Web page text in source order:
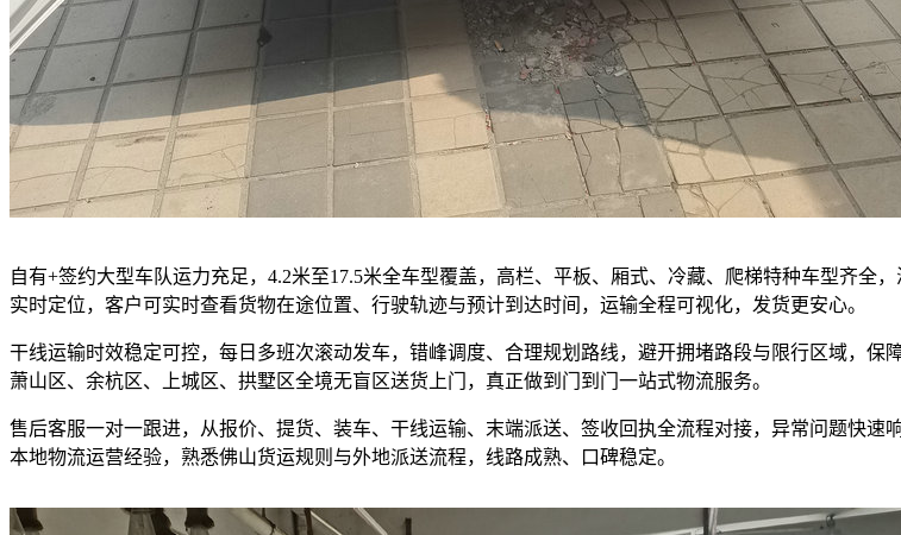
自有+签约大型车队运力充足，4.2米至17.5米全车型覆盖，高栏、平板、厢式、冷藏、爬梯特种车型齐全
实时定位，客户可实时查看货物在途位置、行驶轨迹与预计到达时间，运输全程可视化，发货更安心。
干线运输时效稳定可控，每日多班次滚动发车，错峰调度、合理规划路线，避开拥堵路段与限行区域，
萧山区、余杭区、上城区、拱墅区全境无盲区送货上门，真正做到门到门一站式物流服务。
售后客服一对一跟进，从报价、提货、装车、干线运输、末端派送、签收回执全流程对接，异常问题快
本地物流运营经验，熟悉佛山货运规则与外地派送流程，线路成熟、口碑稳定。